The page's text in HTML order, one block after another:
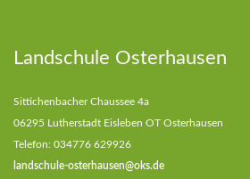
Landschule Osterhausen
Sittichenbacher Chaussee 4a
06295 Lutherstadt Eisleben OT Osterhausen
Telefon: 034776 629926
landschule-osterhausen@oks.de